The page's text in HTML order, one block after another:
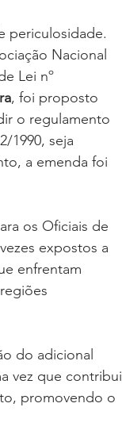
periculosidade.
Nacional
Lei nº
, foi proposto
o regulamento
1990, seja
a emenda foi
os Oficiais de
expostos a
enfrentam
do adicional
vez que contribui
promovendo o